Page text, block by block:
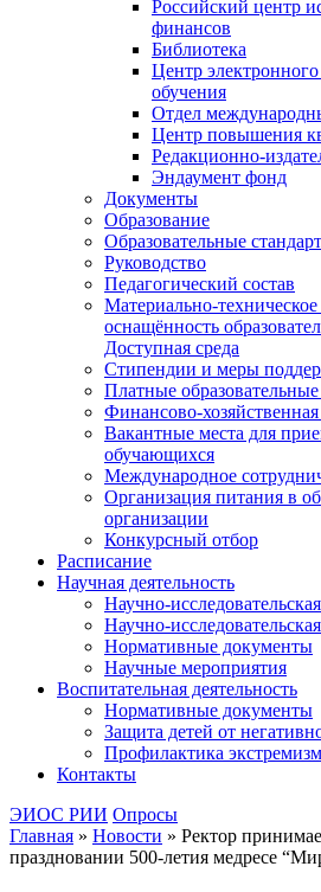
Российский центр
финансов
Библиотека
Центр
обучения
Отдел
Центр повышения
Редакционно-
Эндаумент фонд
Документы
Образование
Образовательные
Руководство
Педагогический состав
Материально-
оснащённость
Доступная среда
Стипендии и меры
Платные образовательные
Финансово-хозяйственная
Вакантные места для
обучающихся
Международное
Организация питания в
организации
Конкурсный отбор
Расписание
Научная деятельность
Научно-
Научно-
Нормативные документы
Научные мероприятия
Воспитательная деятельность
Нормативные документы
Защита детей от
Профилактика
Контакты
ЭИОС РИИ Опросы
Главная » Новости » Ректор
праздновании 500-летия медресе